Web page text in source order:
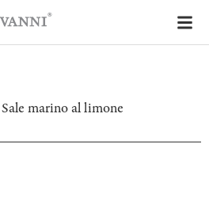
Sale marino al limone